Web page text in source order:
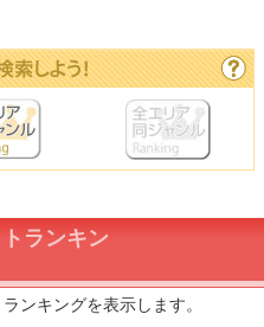
ランキン
ンキングを表示します。